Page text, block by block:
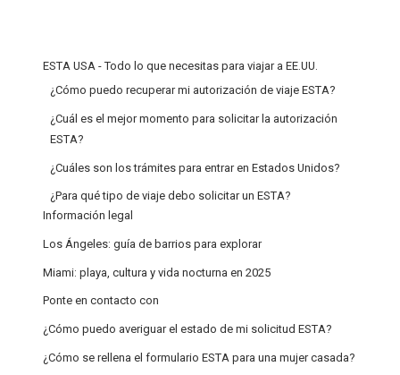
ESTA USA - Todo lo que necesitas para viajar a EE.UU.
¿Cómo puedo recuperar mi autorización de viaje ESTA?
¿Cuál es el mejor momento para solicitar la autorización
ESTA?
¿Cuáles son los trámites para entrar en Estados Unidos?
¿Para qué tipo de viaje debo solicitar un ESTA?
Información legal
Los Ángeles: guía de barrios para explorar
Miami: playa, cultura y vida nocturna en 2025
Ponte en contacto con
¿Cómo puedo averiguar el estado de mi solicitud ESTA?
¿Cómo se rellena el formulario ESTA para una mujer casada?